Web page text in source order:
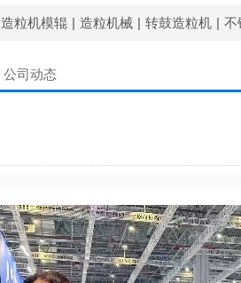
造粒机模辊 | 造粒机械 | 转鼓造粒机 | 不
公司动态